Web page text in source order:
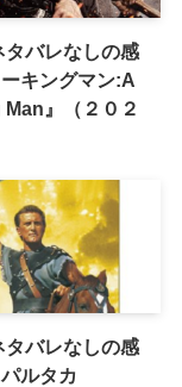
タバレなしの感
キングマン:A
』（２０２
タバレなしの感
ルタカ